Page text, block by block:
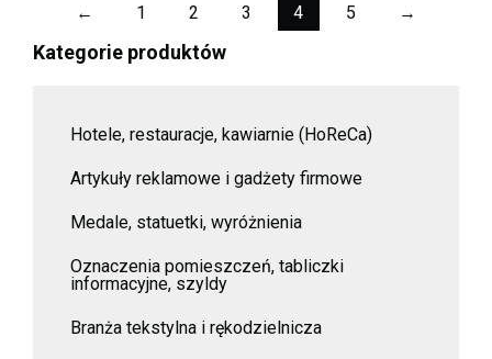
← 1 2 3 4 5 →
Kategorie produktów
Hotele, restauracje, kawiarnie (HoReCa)
Artykuły reklamowe i gadżety firmowe
Medale, statuetki, wyróżnienia
Oznaczenia pomieszczeń, tabliczki
informacyjne, szyldy
Branża tekstylna i rękodzielnicza